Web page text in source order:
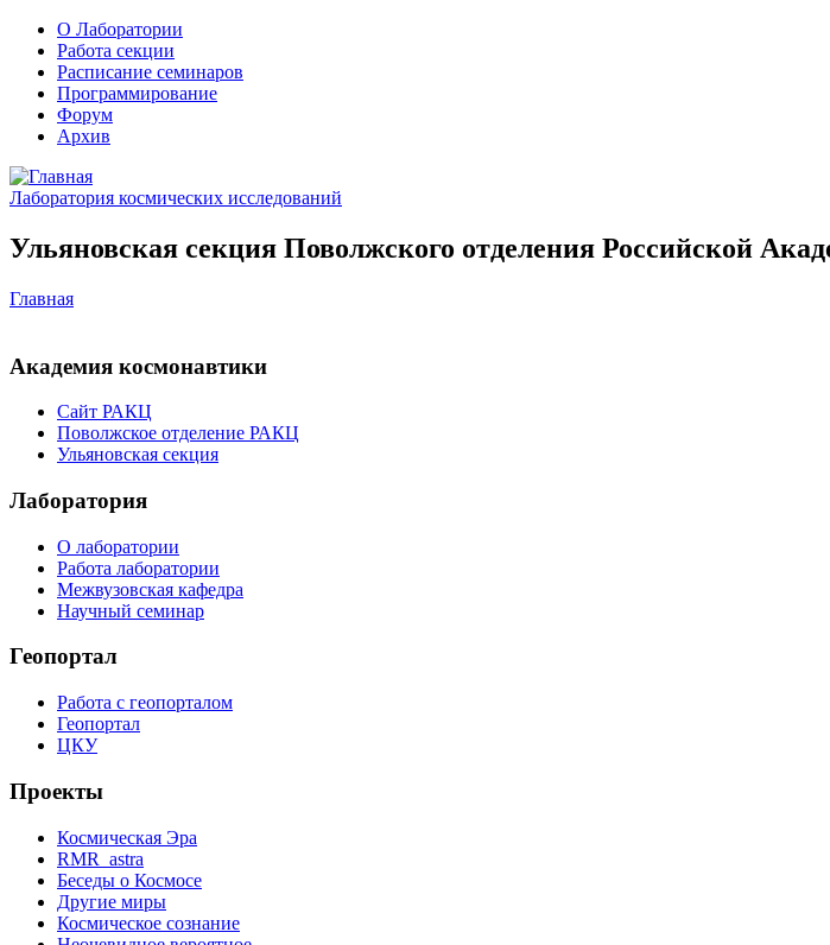
О Лаборатории
Работа секции
Расписание семинаров
Программирование
Форум
Архив
Лаборатория космических исследований
Ульяновская секция Поволжского отделения Российской
Главная
Академия космонавтики
Сайт РАКЦ
Поволжское отделение РАКЦ
Ульяновская секция
Лаборатория
О лаборатории
Работа лаборатории
Межвузовская кафедра
Научный семинар
Геопортал
Работа с геопорталом
Геопортал
ЦКУ
Проекты
Космическая Эра
RMR_astra
Беседы о Космосе
Другие миры
Космическое сознание